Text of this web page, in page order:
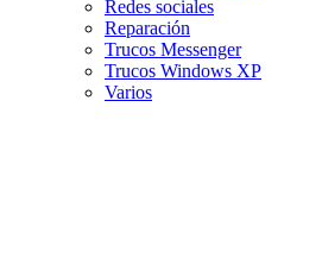
Redes sociales
Reparación
Trucos Messenger
Trucos Windows XP
Varios